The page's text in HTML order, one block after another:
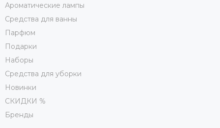
Ароматические лампы
Средства для ванны
Парфюм
Подарки
Наборы
Средства для уборки
Новинки
СКИДКИ %
Бренды